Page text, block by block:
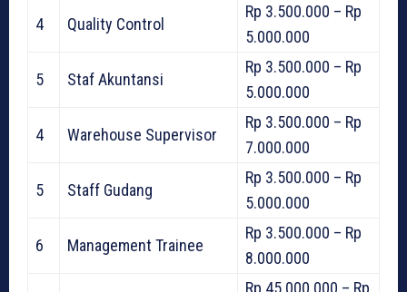
4 Quality Control
Rp 3.500.000 – Rp
5.000.000
5 Staf Akuntansi
Rp 3.500.000 – Rp
5.000.000
4 Warehouse Supervisor
Rp 3.500.000 – Rp
7.000.000
5 Staff Gudang
Rp 3.500.000 – Rp
5.000.000
6 Management Trainee
Rp 3.500.000 – Rp
8.000.000
Rp 45.000.000 – Rp